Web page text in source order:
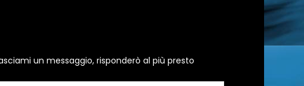
un messaggio, risponderò al più presto